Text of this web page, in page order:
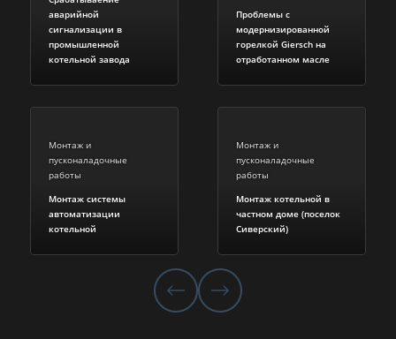
аварийной
сигнализации в
промышленной
котельной завода
Проблемы с
модернизированной
горелкой Giersch на
отработанном масле
Монтаж и
пусконаладочные
работы
Монтаж системы
автоматизации
котельной
Монтаж и
пусконаладочные
работы
Монтаж котельной в
частном доме (поселок
Сиверский)